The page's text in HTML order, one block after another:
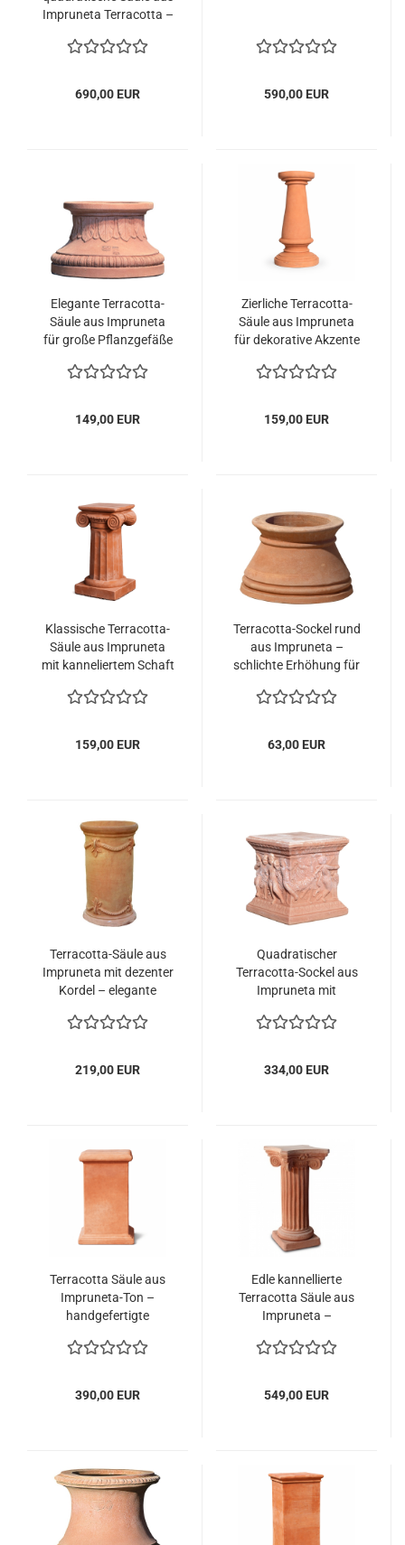
Impruneta Terracotta –
Garten und Architektur
690,00 EUR 590,00 EUR
Elegante Terracotta-
Säule aus Impruneta
für große Pflanzgefäße
149,00 EUR
Zierliche Terracotta-
Säule aus Impruneta
für dekorative Akzente
159,00 EUR
Klassische Terracotta-
Säule aus Impruneta
mit kanneliertem Schaft
159,00 EUR
Terracotta-Sockel rund
aus Impruneta –
schlichte Erhöhung für
Statuen
63,00 EUR
Terracotta-Säule aus
Impruneta mit dezenter
Kordel – elegante
und Außen
219,00 EUR
Quadratischer
Terracotta-Sockel aus
Impruneta mit
kunstvoller Blickfang
334,00 EUR
Terracotta Säule aus
Impruneta-Ton –
handgefertigte
und Außen
390,00 EUR
Edle kannellierte
Terracotta Säule aus
Impruneta –
zur Erhöhung von
Pflanzgefäßen
549,00 EUR